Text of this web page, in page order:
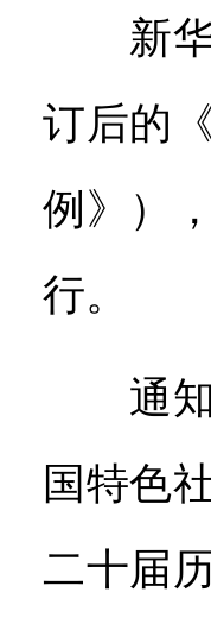
新华
订后的
例》）
行。
通知
国特色
二十届